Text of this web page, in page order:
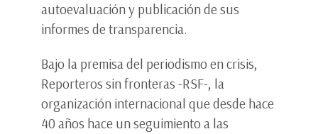
autoevaluación y publicación de sus
informes de transparencia.
Bajo la premisa del periodismo en crisis,
Reporteros sin fronteras -RSF-, la
organización internacional que desde hace
40 años hace un seguimiento a las